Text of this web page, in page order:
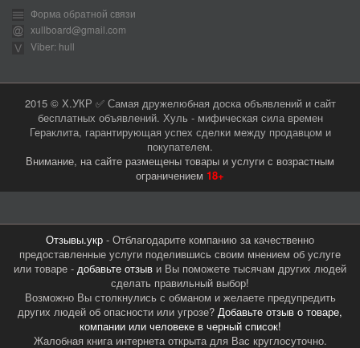
Форма обратной связи
xullboard@gmail.com
Viber: hull
2015 © Х.УКР ✅ Самая дружелюбная доска объявлений и сайт
бесплатных объявлений. Хуль - мифическая сила времен
Гераклита, гарантирующая успех сделки между продавцом и
покупателем.
Внимание, на сайте размещены товары и услуги с возрастным
ограничением 18+
Отзывы.укр - Отблагодарите компанию за качественно
предоставленные услуги поделившись своим мнением об услуге
или товаре - добавьте отзыв и Вы поможете тысячам других людей
сделать правильный выбор!
Возможно Вы столкнулись с обманом и желаете предупредить
других людей об опасности или угрозе? Добавьте отзыв о товаре,
компании или человеке в черный список!
Жалобная книга интернета открыта для Вас круглосуточно.